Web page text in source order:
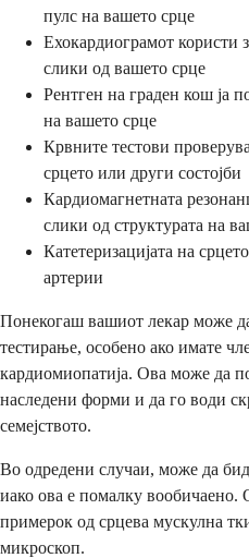
пулс на вашето срце
Ехокардиограмот користи
слики од вашето срце
Рентген на граден кош ја
на вашето срце
Крвните тестови
срцето или други состојби
Кардиомагнетната
слики од структурата на
Катетеризацијата на
артерии
Понекогаш вашиот лекар може
тестирање, особено ако имате
кардиомиопатија. Ова може да
наследени форми и да го води
семејството.
Во одредени случаи, може да
иако ова е помалку вообичаено.
примерок од срцева мускулна
микроскоп.